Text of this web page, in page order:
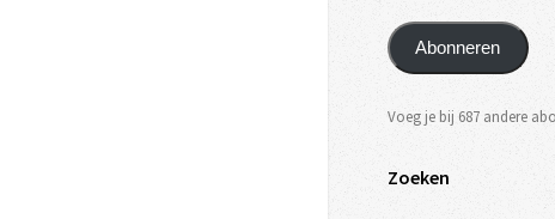
Abonneren
Voeg je bij 687 andere
Zoeken